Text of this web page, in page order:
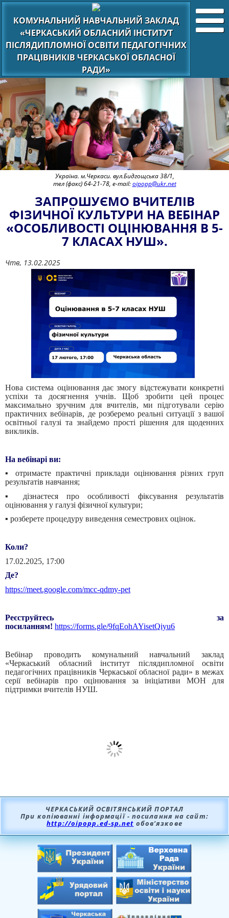
КОМУНАЛЬНИЙ НАВЧАЛЬНИЙ ЗАКЛАД
«ЧЕРКАСЬКИЙ ОБЛАСНИЙ ІНСТИТУТ
ПІСЛЯДИПЛОМНОЇ ОСВІТИ ПЕДАГОГІЧНИХ
ПРАЦІВНИКІВ ЧЕРКАСЬКОЇ ОБЛАСНОЇ
РАДИ»
Україна. м.Черкаси. вул.Бидгощська 38/1,
тел (факс) 64-21-78, e-mail:oipopp@ukr.net
ЗАПРОШУЄМО ВЧИТЕЛІВ
ФІЗИЧНОЇ КУЛЬТУРИ НА ВЕБІНАР
«ОСОБЛИВОСТІ ОЦІНЮВАННЯ В 5-
7 КЛАСАХ НУШ».
Чтв, 13.02.2025
Нова система оцінювання дає змогу відстежувати конкретні
успіхи та досягнення учнів. Щоб зробити цей процес
максимально зручним для вчителів, ми підготували серію
практичних вебінарів, де розберемо реальні ситуації з вашої
освітньої галузі та знайдемо прості рішення для щоденних
викликів.
На вебінарі ви:
▪️ отримаєте практичні приклади оцінювання різних груп
результатів навчання;
▪️ дізнаєтеся про особливості фіксування результатів
оцінювання у галузі фізичної культури;
▪️ розберете процедуру виведення семестрових оцінок.
Коли?
17.02.2025, 17:00
Де?
https://meet.google.com/mcc-qdmy-pet
Реєструйтесь за
посиланням! https://forms.gle/9fqEohAYisetQiyu6
Вебінар проводить комунальний навчальний заклад
«Черкаський обласний інститут післядипломної освіти
педагогічних працівників Черкаської обласної ради» в межах
серії вебінарів про оцінювання за ініціативи МОН для
підтримки вчителів НУШ.
ЧЕРКАСЬКИЙ ОСВІТЯНСЬКИЙ ПОРТАЛ
При копіюванні інформації - посилання на сайт:
http://oipopp.ed-sp.net обов’язкове